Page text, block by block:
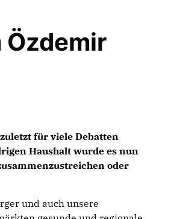
Özdemir
für viele Debatten
Haushalt wurde es nun
oder
und auch unsere